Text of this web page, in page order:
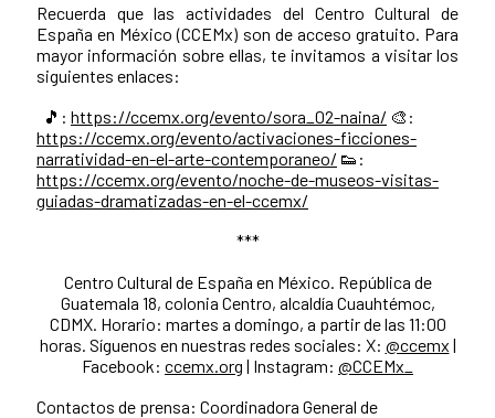
Recuerda que las actividades del Centro Cultural de
España en México (CCEMx) son de acceso gratuito. Para
mayor información sobre ellas, te invitamos a visitar los
siguientes enlaces:
🎵: https://ccemx.org/evento/sora_02-naina/ 🎨:
https://ccemx.org/evento/activaciones-ficciones-
narratividad-en-el-arte-contemporaneo/ 👟:
https://ccemx.org/evento/noche-de-museos-visitas-
guiadas-dramatizadas-en-el-ccemx/
***
Centro Cultural de España en México. República de
Guatemala 18, colonia Centro, alcaldía Cuauhtémoc,
CDMX. Horario: martes a domingo, a partir de las 11:00
horas. Síguenos en nuestras redes sociales: X: @ccemx |
Facebook: ccemx.org | Instagram: @CCEMx_
Contactos de prensa: Coordinadora General de